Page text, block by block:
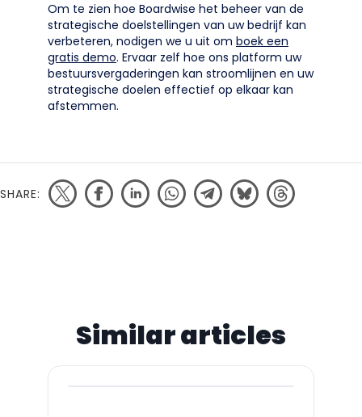
Om te zien hoe Boardwise het beheer van de
strategische doelstellingen van uw bedrijf kan
verbeteren, nodigen we u uit om boek een
gratis demo. Ervaar zelf hoe ons platform uw
bestuursvergaderingen kan stroomlijnen en uw
strategische doelen effectief op elkaar kan
afstemmen.
SHARE:
Similar articles